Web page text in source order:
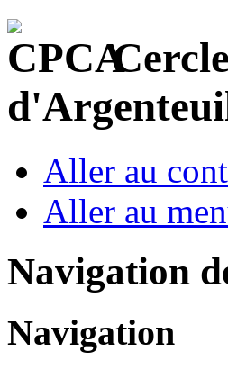
Aller au
Aller au
Navigation
Navigation